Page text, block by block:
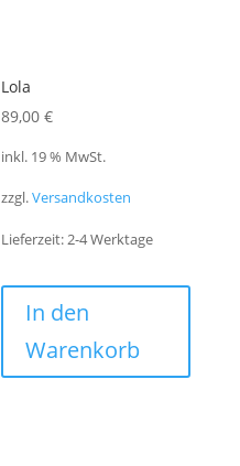
Lola
89,00€
inkl. 19 % MwSt.
zzgl.Versandkosten
Lieferzeit:2-4 Werktage
In den
Warenkorb